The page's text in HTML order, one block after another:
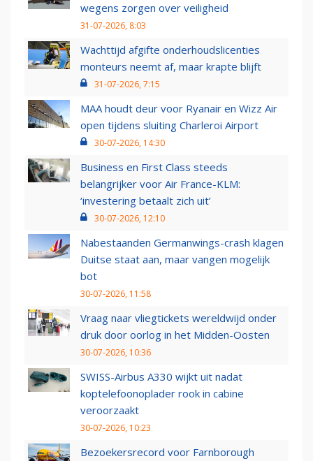
wegens zorgen over veiligheid
31-07-2026, 8:03
Wachttijd afgifte onderhoudslicenties
monteurs neemt af, maar krapte blijft
31-07-2026, 7:15
MAA houdt deur voor Ryanair en Wizz Air
open tijdens sluiting Charleroi Airport
30-07-2026, 14:30
Business en First Class steeds
belangrijker voor Air France-KLM:
‘investering betaalt zich uit’
30-07-2026, 12:10
Nabestaanden Germanwings-crash klagen
Duitse staat aan, maar vangen mogelijk
bot
30-07-2026, 11:58
Vraag naar vliegtickets wereldwijd onder
druk door oorlog in het Midden-Oosten
30-07-2026, 10:36
SWISS-Airbus A330 wijkt uit nadat
koptelefoonoplader rook in cabine
veroorzaakt
30-07-2026, 10:23
Bezoekersrecord voor Farnborough